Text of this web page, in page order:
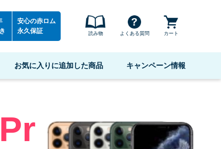
安心の赤ロム
永久保証
読み物 よくある質問 カート
お気に入りに追加した商品 キャンペーン情報